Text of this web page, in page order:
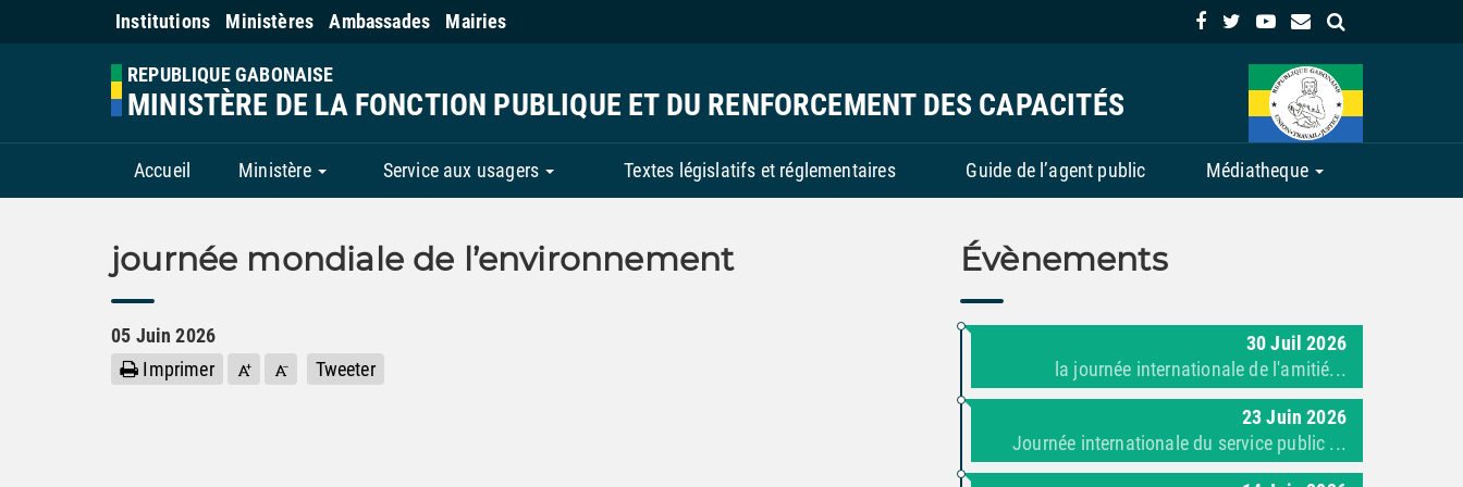
Institutions Ministères Ambassades Mairies
REPUBLIQUE GABONAISE
MINISTÈRE DE LA FONCTION PUBLIQUE ET DU RENFORCEMENT DES CAPACITÉS
Accueil Ministère Service aux usagers Textes législatifs et réglementaires Guide de l’agent public Médiatheque
journée mondiale de l’environnement
05 Juin 2026
Imprimer
Tweeter
Évènements
30 Juil 2026
la journée internationale de l'amitié...
23 Juin 2026
Journée internationale du service public ...